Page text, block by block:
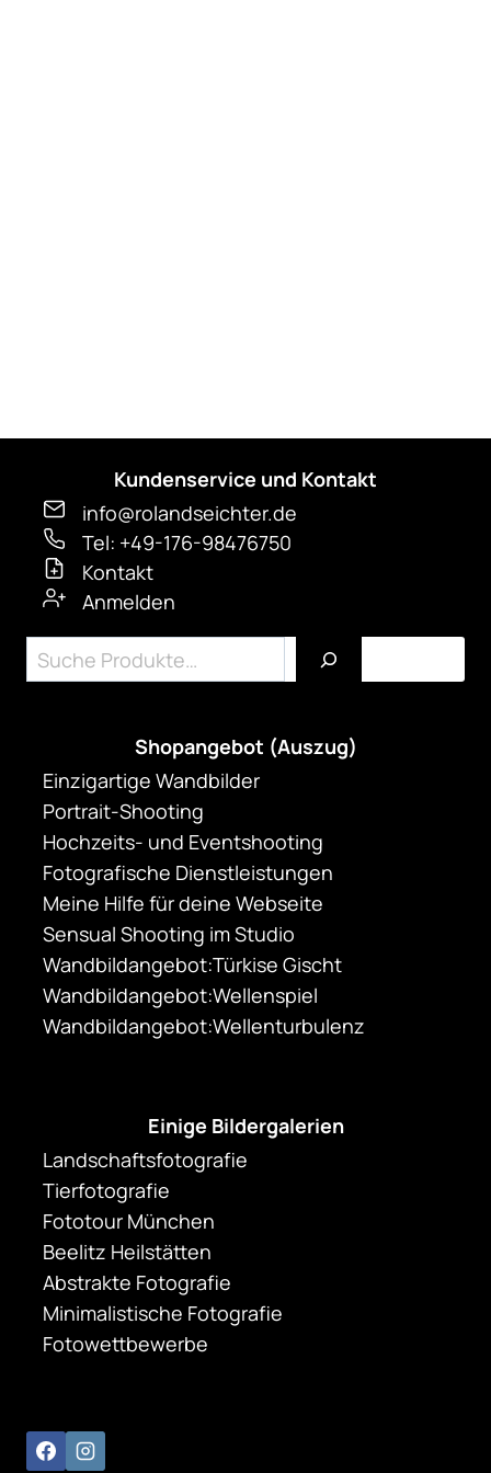
Kundenservice und Kontakt
info@rolandseichter.de
Tel: +49-176-98476750
Kontakt
Anmelden
Suchen
Shopangebot (Auszug)
Einzigartige Wandbilder
Portrait-Shooting
Hochzeits- und Eventshooting
Fotografische Dienstleistungen
Meine Hilfe für deine Webseite
Sensual Shooting im Studio
Wandbildangebot:Türkise Gischt
Wandbildangebot:Wellenspiel
Wandbildangebot:Wellenturbulenz
Einige Bildergalerien
Landschaftsfotografie
Tierfotografie
Fototour München
Beelitz Heilstätten
Abstrakte Fotografie
Minimalistische Fotografie
Fotowettbewerbe